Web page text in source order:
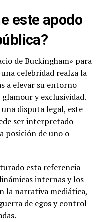
este apodo
de Buckingham» para
celebridad realza la
a elevar su entorno
y exclusividad.
disputa legal, este
ser interpretado
posición de uno o
esta referencia
internas y los
la narrativa mediática,
de egos y control